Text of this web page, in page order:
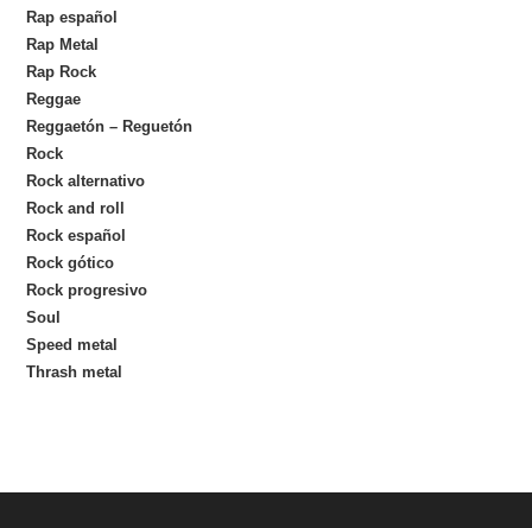
Rap español
Rap Metal
Rap Rock
Reggae
Reggaetón – Reguetón
Rock
Rock alternativo
Rock and roll
Rock español
Rock gótico
Rock progresivo
Soul
Speed metal
Thrash metal